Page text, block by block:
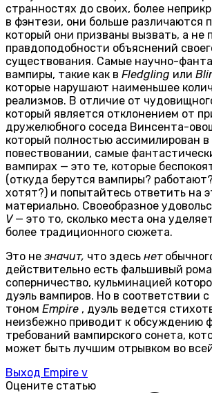
странностях до своих, более
в фэнтези, они больше различаются
который они призваны вызвать, а не
правдоподобности объяснений
существования. Самые научно-
вампиры, такие как в Fledgling или
которые нарушают наименьшее
реализмов. В отличие от
который является отклонением от
дружелюбного соседа Винсента-
который полностью ассимилирован
повествовании, самые
вампирах — это те, которые
(откуда берутся вампиры?
хотят?) и попытайтесь ответить на
материально. Своеобразное
V— это то, сколько места она
более традиционного сюжета.
Это не значит, что здесь нет
действительно есть фальшивый
соперничество, кульминацией
дуэль вампиров. Но в соответствии
тоном Empire , дуэль ведется
неизбежно приводит к обсуждению
требований вампирского сонета,
может быть лучшим отрывком во
Выход Empire v
Оцените статью